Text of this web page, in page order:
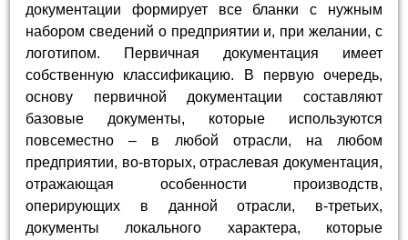
документации формирует все бланки с нужным
набором сведений о предприятии и, при желании, с
логотипом. Первичная документация имеет
собственную классификацию. В первую очередь,
основу первичной документации составляют
базовые документы, которые используются
повсеместно – в любой отрасли, на любом
предприятии, во-вторых, отраслевая документация,
отражающая особенности производств,
оперирующих в данной отрасли, в-третьих,
документы локального характера, которые